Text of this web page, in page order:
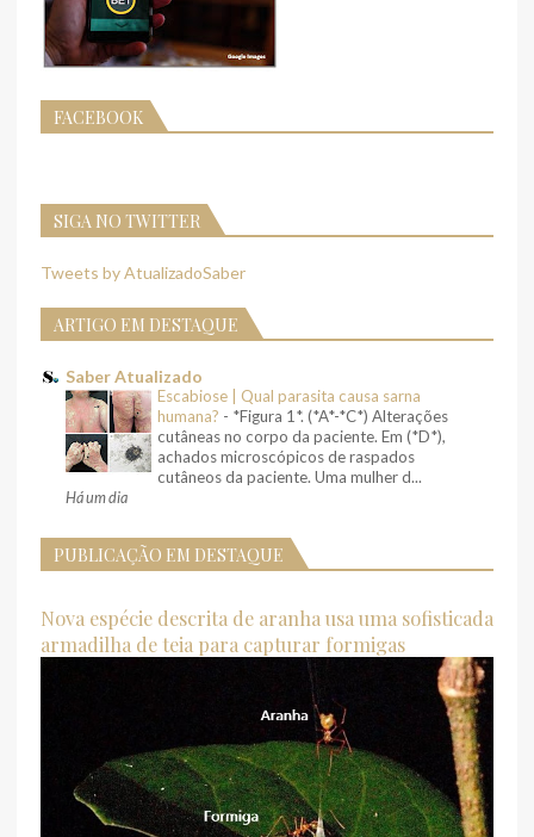
FACEBOOK
SIGA NO TWITTER
Tweets by AtualizadoSaber
ARTIGO EM DESTAQUE
Saber Atualizado
Escabiose | Qual parasita causa sarna
humana? - *Figura 1*. (*A*-*C*) Alterações
cutâneas no corpo da paciente. Em (*D*),
achados microscópicos de raspados
cutâneos da paciente. Uma mulher d...
Há um dia
PUBLICAÇÃO EM DESTAQUE
Nova espécie descrita de aranha usa uma sofisticada
armadilha de teia para capturar formigas